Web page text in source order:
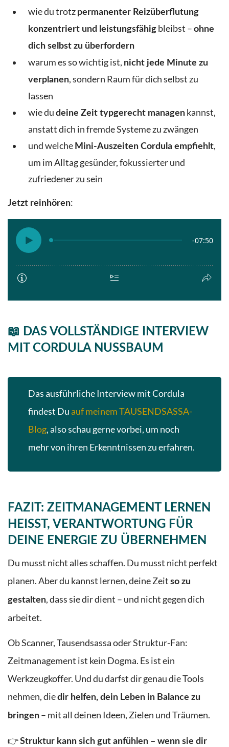
wie du trotz permanenter Reizüberflutung
konzentriert und leistungsfähig bleibst – ohne
dich selbst zu überfordern
warum es so wichtig ist, nicht jede Minute zu
verplanen, sondern Raum für dich selbst zu
lassen
wie du deine Zeit typgerecht managen kannst,
anstatt dich in fremde Systeme zu zwängen
und welche Mini-Auszeiten Cordula empfiehlt,
um im Alltag gesünder, fokussierter und
zufriedener zu sein
Jetzt reinhören:
📖 DAS VOLLSTÄNDIGE INTERVIEW
MIT CORDULA NUSSBAUM
Das ausführliche Interview mit Cordula
findest Duauf meinem TAUSENDSASSA-
Blog, also schau gerne vorbei, um noch
mehr von ihren Erkenntnissen zu erfahren.
FAZIT: ZEITMANAGEMENT LERNEN
HEISST, VERANTWORTUNG FÜR D
EINE ENERGIE ZU ÜBERNEHMEN
Du musst nicht alles schaffen. Du musst nicht perfekt
planen. Aber du kannst lernen, deine Zeit so zu
gestalten, dass sie dir dient – und nicht gegen dich
arbeitet.
Ob Scanner, Tausendsassa oder Struktur-Fan:
Zeitmanagement ist kein Dogma. Es ist ein
Werkzeugkoffer. Und du darfst dir genau die Tools
nehmen, diedir helfen, dein Leben in Balance zu
bringen – mit all deinen Ideen, Zielen und Träumen.
👉Struktur kann sich gut anfühlen – wenn sie dir